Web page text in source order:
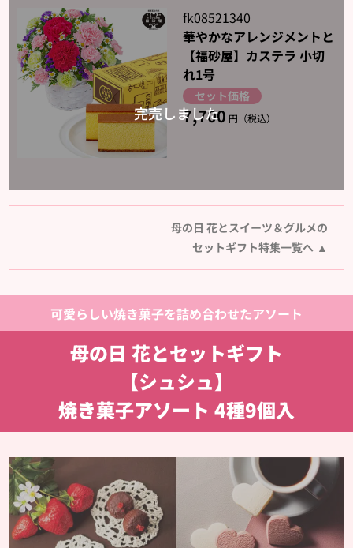
fk08521340
華やかなアレンジメントと
【福砂屋】カステラ 小切
れ1号
セット価格
7,700 円（税込）
母の日 花とスイーツ＆グルメの
セットギフト特集一覧へ
可愛らしい焼き菓子を詰め合わせたアソート
母の日 花とセットギフト
【シュシュ】
焼き菓子アソート 4種9個入